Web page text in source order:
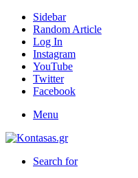
Sidebar
Random Article
Log In
Instagram
YouTube
Twitter
Facebook
Menu
Search for